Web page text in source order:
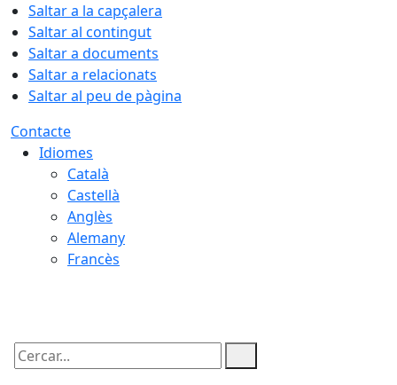
Saltar a la capçalera
Saltar al contingut
Saltar a documents
Saltar a relacionats
Saltar al peu de pàgina
Contacte
Idiomes
Català
Castellà
Anglès
Alemany
Francès
Cercar: